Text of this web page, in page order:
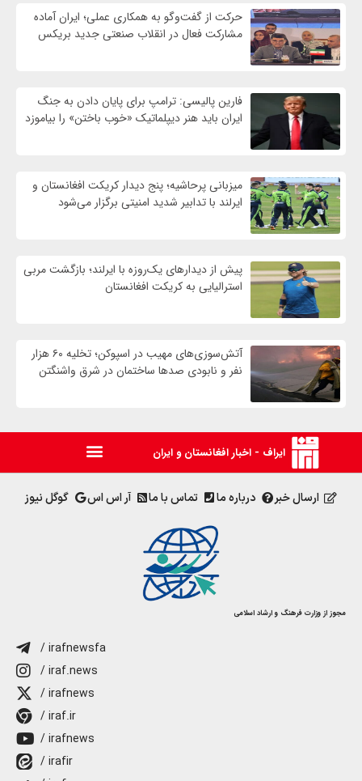
حرکت از گفت‌وگو به همکاری عملی؛ ایران آماده
مشارکت فعال در انقلاب صنعتی جدید بریکس
فارین پالیسی: ترامپ برای پایان دادن به جنگ
ایران باید هنر دیپلماتیک «خوب باختن» را بیاموزد
میزبانی پرحاشیه؛ پنج دیدار کریکت افغانستان و
ایرلند با تدابیر شدید امنیتی برگزار می‌شود
پیش از دیدارهای یک‌روزه با ایرلند؛ بازگشت مربی
استرالیایی به کریکت افغانستان
آتش‌سوزی‌های مهیب در اسپوکن؛ تخلیه ۶۰ هزار
نفر و نابودی صدها ساختمان در شرق واشنگتن
ایراف - اخبار افغانستان و ایران
ارسال خبر درباره ما تماس با ما آر اس اس گوگل نیوز
مجوز از وزارت فرهنگ و ارشاد اسلامی
/ irafnewsfa
/ iraf.news
/ irafnews
/ iraf.ir
/ irafnews
/ irafir